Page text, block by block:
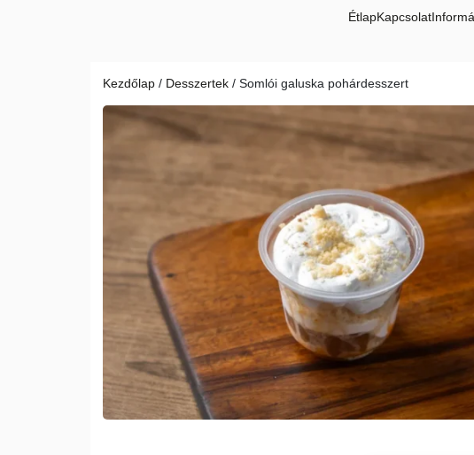
ÉtlapKapcsolat
Kezdőlap / Desszertek / Somlói galuska pohárdesszert